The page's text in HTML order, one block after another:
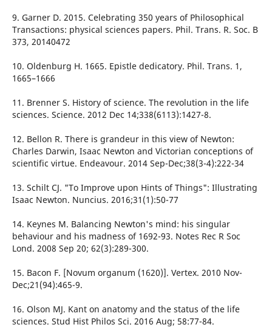
9. Garner D. 2015. Celebrating 350 years of Philosophical
Transactions: physical sciences papers. Phil. Trans. R. Soc. B
373, 20140472
10. Oldenburg H. 1665. Epistle dedicatory. Phil. Trans. 1,
1665–1666
11. Brenner S. History of science. The revolution in the life
sciences. Science. 2012 Dec 14;338(6113):1427-8.
12. Bellon R. There is grandeur in this view of Newton:
Charles Darwin, Isaac Newton and Victorian conceptions of
scientific virtue. Endeavour. 2014 Sep-Dec;38(3-4):222-34
13. Schilt CJ. "To Improve upon Hints of Things": Illustrating
Isaac Newton. Nuncius. 2016;31(1):50-77
14. Keynes M. Balancing Newton's mind: his singular
behaviour and his madness of 1692-93. Notes Rec R Soc
Lond. 2008 Sep 20; 62(3):289-300.
15. Bacon F. [Novum organum (1620)]. Vertex. 2010 Nov-
Dec;21(94):465-9.
16. Olson MJ. Kant on anatomy and the status of the life
sciences. Stud Hist Philos Sci. 2016 Aug; 58:77-84.